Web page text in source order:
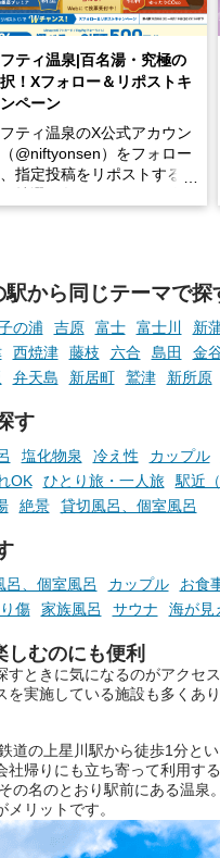
ティ温泉|百名湯・究極の
！Xフォロー＆リポストキ
ペーン
ティ温泉のX公式アカウン
（@niftyonsen）をフォロー
指定投稿をリポストする
から同じテーマで探
の浦 吉原 富士 富士川 新
西焼津 藤枝 六合 島田 金
弁天島 新居町 鷲津 新所原
す
塩化物泉 冷え性 カップル
OK ひとり旅・一人旅 駅近
絶景 貸切風呂、個室風呂
呂、個室風呂 カップル お食
傷 家族風呂 サウナ 海が見
むのにも便利
ときに気になるのがアクセ
実施している施設も多くあ
道の上星川駅から徒歩1分と
帰りにも立ち寄って利用する
の名のとおり駅前にある温泉
リットです。